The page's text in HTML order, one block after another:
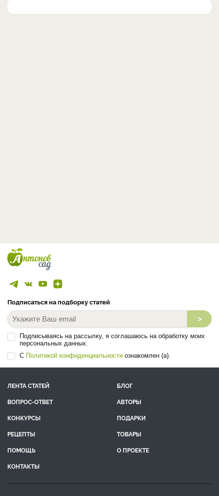
Подписаться на подборку статей
>
Подписываясь на рассылку, я соглашаюсь на обработку моих
персональных данных.
С Политикой конфиденциальности ознакомлен (а).
ЛЕНТА СТАТЕЙ
БЛОГ
ВОПРОС-ОТВЕТ
АВТОРЫ
КОНКУРСЫ
ПОДАРКИ
РЕЦЕПТЫ
ТОВАРЫ
ПОМОЩЬ
О ПРОЕКТЕ
КОНТАКТЫ